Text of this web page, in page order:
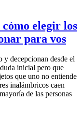
elegir los
para vos
y decepcionan desde el
inicial pero que
que uno no entiende
inalámbricos caen
de las personas